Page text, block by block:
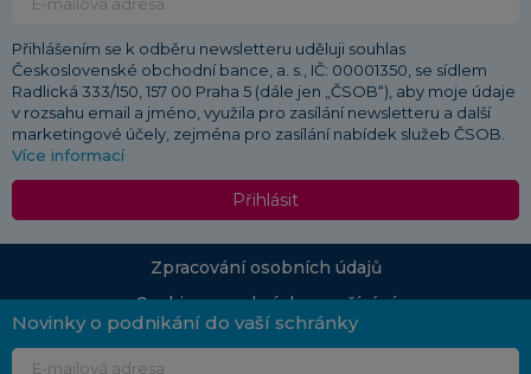
Přihlášením se k odběru newsletteru uděluji souhlas
Československé obchodní bance, a. s., IČ: 00001350, se sídlem
Radlická 333/150, 157 00 Praha 5 (dále jen „ČSOB“), aby moje údaje
v rozsahu email a jméno, využila pro zasílání newsletteru a další
marketingové účely, zejména pro zasílání nabídek služeb ČSOB.
Více informací
Přihlásit
Zpracování osobních údajů
Cookies a podmínky používání
Novinky o podnikání do vaší schránky